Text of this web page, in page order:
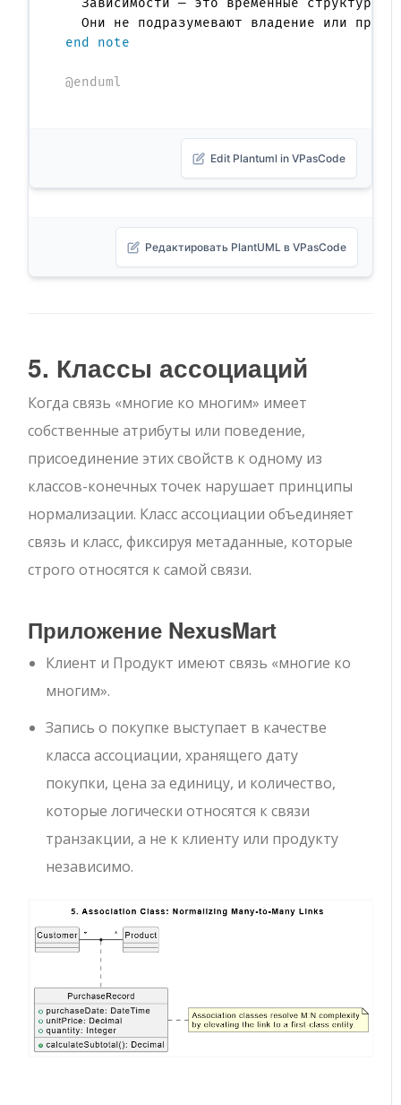
Зависимости — это временные структурные
end note
@enduml
Edit Plantuml in VPasCode
Редактировать PlantUML в VPasCode
5. Классы ассоциаций
Когда связь «многие ко многим» имеет
собственные атрибуты или поведение,
присоединение этих свойств к одному из
классов-конечных точек нарушает принципы
нормализации. Класс ассоциации объединяет
связь и класс, фиксируя метаданные, которые
строго относятся к самой связи.
Приложение NexusMart
Клиент и Продукт имеют связь «многие ко
многим».
Запись о покупке выступает в качестве
класса ассоциации, хранящегодату
покупки, цена за единицу, и количество,
которые логически относятся к связи
транзакции, а не к клиенту или продукту
независимо.